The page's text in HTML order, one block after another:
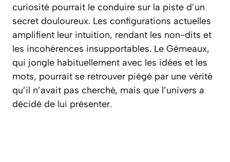
curiosité pourrait le conduire sur la piste d’un
secret douloureux. Les configurations actuelles
amplifient leur intuition, rendant les non-dits et
les incohérences insupportables. Le Gémeaux,
qui jongle habituellement avec les idées et les
mots, pourrait se retrouver piégé par une vérité
qu’il n’avait pas cherché, mais que l’univers a
décidé de lui présenter.